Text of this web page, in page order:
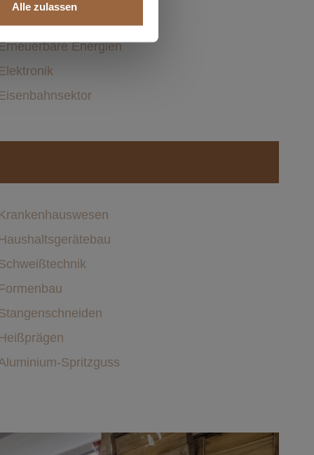
Alle zulassen
Energien
Spritzguss